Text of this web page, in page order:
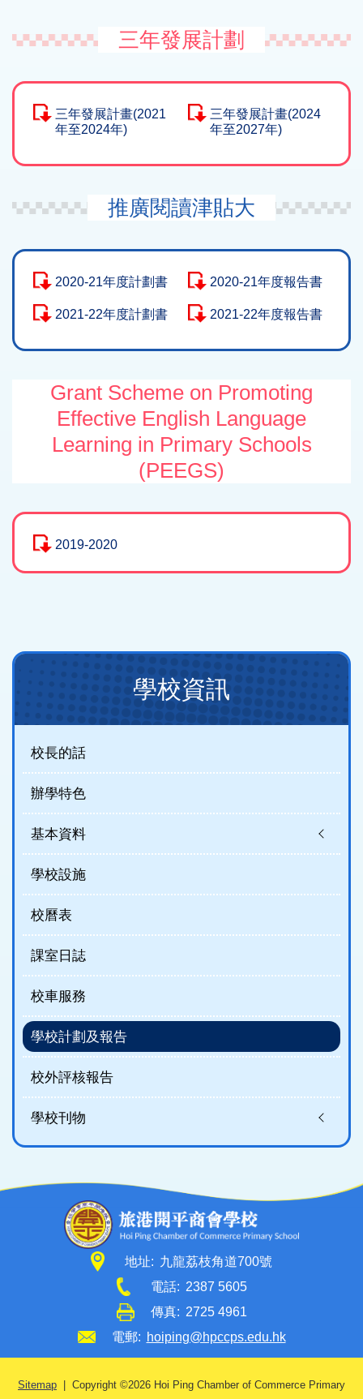
三年發展計劃
三年發展計畫(2021
年至2024年)
三年發展計畫(2024
年至2027年)
推廣閱讀津貼大
2020-21年度計劃書 2020-21年度報告書
2021-22年度計劃書 2021-22年度報告書
Grant Scheme on Promoting
Effective English Language
Learning in Primary Schools
(PEEGS)
2019-2020
Main
(new)
學校資訊
校長的話
辦學特色
基本資料
學校設施
校曆表
課室日誌
校車服務
學校計劃及報告
校外評核報告
學校刊物
地址: 九龍荔枝角道700號
電話: 2387 5605
傳真: 2725 4961
電郵: hoiping@hpccps.edu.hk
Sitemap | Copyright ©2026 Hoi Ping Chamber of Commerce Primary